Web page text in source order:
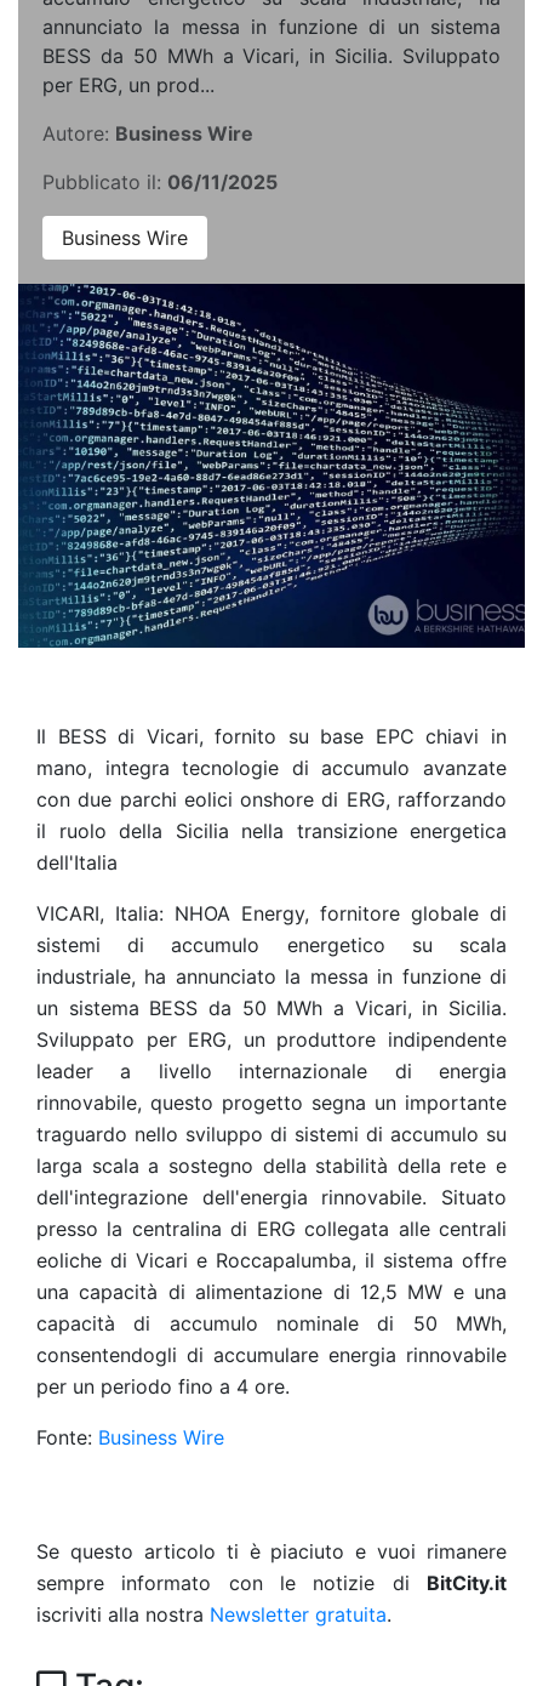
annunciato la messa in funzione di un sistema
BESS da 50 MWh a Vicari, in Sicilia. Sviluppato
per ERG, un prod...
Autore: Business Wire
Pubblicato il: 06/11/2025
Business Wire
Il BESS di Vicari, fornito su base EPC chiavi in
mano, integra tecnologie di accumulo avanzate
con due parchi eolici onshore di ERG, rafforzando
il ruolo della Sicilia nella transizione energetica
dell'Italia
VICARI, Italia: NHOA Energy, fornitore globale di
sistemi di accumulo energetico su scala
industriale, ha annunciato la messa in funzione di
un sistema BESS da 50 MWh a Vicari, in Sicilia.
Sviluppato per ERG, un produttore indipendente
leader a livello internazionale di energia
rinnovabile, questo progetto segna un importante
traguardo nello sviluppo di sistemi di accumulo su
larga scala a sostegno della stabilità della rete e
dell'integrazione dell'energia rinnovabile. Situato
presso la centralina di ERG collegata alle centrali
eoliche di Vicari e Roccapalumba, il sistema offre
una capacità di alimentazione di 12,5 MW e una
capacità di accumulo nominale di 50 MWh,
consentendogli di accumulare energia rinnovabile
per un periodo fino a 4 ore.
Fonte: Business Wire
Se questo articolo ti è piaciuto e vuoi rimanere
sempre informato con le notizie di BitCity.it
iscriviti alla nostra Newsletter gratuita.